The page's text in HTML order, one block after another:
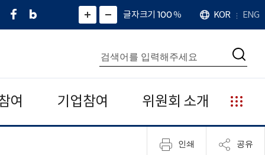
페
네
그
)
화
면
면
소
확
대
치
글자크기 100%
언
어
KOR ENG
통
합
검
색
검
여 기업참여 위원회 소개
누
리
집
인쇄 공유